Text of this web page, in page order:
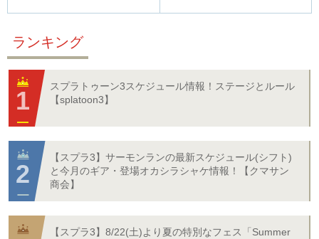
ランキング
スプラトゥーン3スケジュール情報！ステージとルール
【splatoon3】
【スプラ3】サーモンランの最新スケジュール(シフト)
と今月のギア・登場オカシラシャケ情報！【クマサン
商会】
【スプラ3】8/22(土)より夏の特別なフェス「Summer